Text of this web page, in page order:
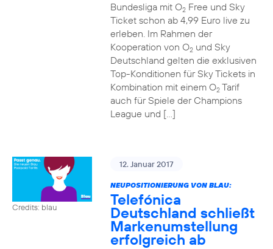
Bundesliga mit O2Free und Sky
Ticket schon ab 4,99 Euro live zu
erleben. Im Rahmen der
Kooperation von O2und Sky
Deutschland gelten die exklusiven
Top-Konditionen für Sky Tickets in
Kombination mit einem O2Tarif
auch für Spiele der Champions
League und […]
Credits: blau
12. Januar 2017
NEUPOSITIONIERUNG VON BLAU:
Telefónica
Deutschland schließt
Markenumstellung
erfolgreich ab